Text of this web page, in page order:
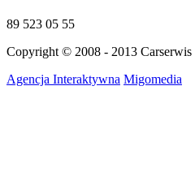
89 523 05 55
Copyright © 2008 - 2013 Carserwis |
Agencja Interaktywna Migomedia